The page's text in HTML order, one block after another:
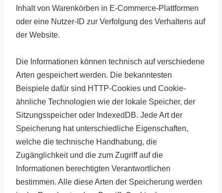
Inhalt von Warenkörben in E-Commerce-Plattformen
oder eine Nutzer-ID zur Verfolgung des Verhaltens auf
der Website.
Die Informationen können technisch auf verschiedene
Arten gespeichert werden. Die bekanntesten
Beispiele dafür sind HTTP-Cookies und Cookie-
ähnliche Technologien wie der lokale Speicher, der
Sitzungsspeicher oder IndexedDB. Jede Art der
Speicherung hat unterschiedliche Eigenschaften,
welche die technische Handhabung, die
Zugänglichkeit und die zum Zugriff auf die
Informationen berechtigten Verantwortlichen
bestimmen. Alle diese Arten der Speicherung werden